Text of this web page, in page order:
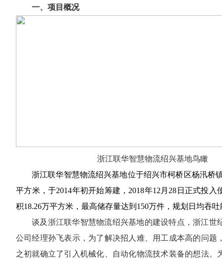
一、项目概况
浙江联华智慧物流绍兴基地鸟瞰
浙江联华智慧物流绍兴基地位于绍兴市柯桥区杨汛桥
平方米，于2014年初开始筹建， 2018年12 月 28 日正式投入
积18.26万平方米，最高储存量达到 150万件，规划日均吞吐
谈及浙江联华智慧物流绍兴基地的建设特点，浙江世
公司经理孙飞表示，为了解决招人难、用工成本高的问题
之初就确立了引入机械化、自动化物流技术装备的想法。